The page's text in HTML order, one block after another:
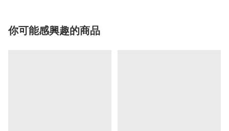
你可能感興趣的商品